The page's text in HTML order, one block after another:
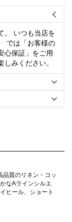

。 いつも当店を
では「お客様の
心保証」をご用
みください。


質のリネン・コッ
なAラインシルエ
ヒール、ショート